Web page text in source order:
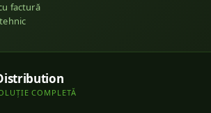
factură
COMPLETĂ